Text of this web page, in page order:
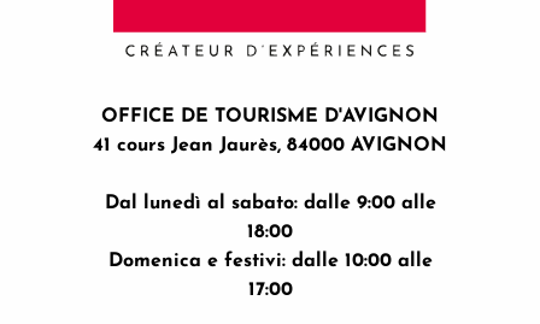
OFFICE DE TOURISME D'AVIGNON
41 cours Jean Jaurès, 84000 AVIGNON
Dal lunedì al sabato: dalle 9:00 alle
18:00
Domenica e festivi: dalle 10:00 alle
17:00